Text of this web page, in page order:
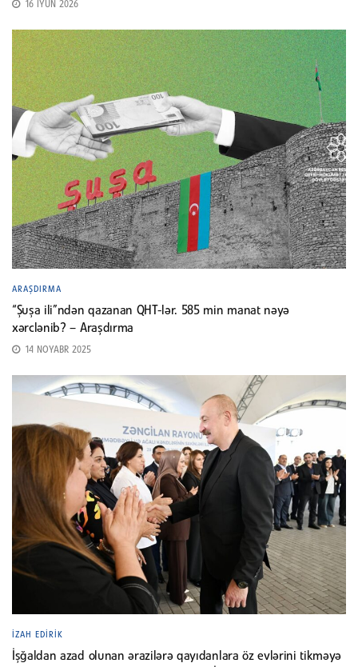
16 İYUN 2026
ARAŞDIRMA
“Şuşa ili”ndən qazanan QHT-lər. 585 min manat nəyə
xərclənib? – Araşdırma
14 NOYABR 2025
İZAH EDIRIK
İşğaldan azad olunan ərazilərə qayıdanlara öz evlərini tikməyə